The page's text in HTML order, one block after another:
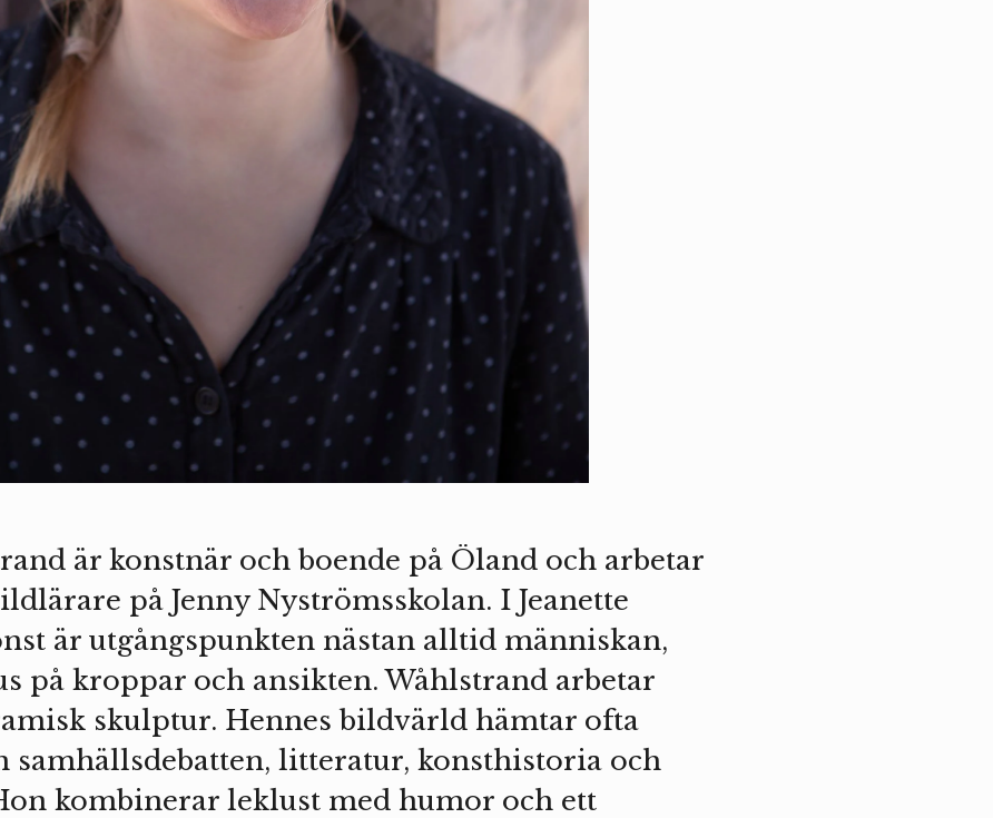
är konstnär och boende på Öland och arbetar
på Jenny Nyströmsskolan. I Jeanette
är utgångspunkten nästan alltid människan,
på kroppar och ansikten. Wåhlstrand arbetar
skulptur. Hennes bildvärld hämtar ofta
litteratur, konsthistoria och
kombinerar leklust med humor och ett